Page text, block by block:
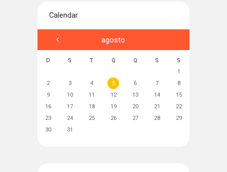
Calendar
agosto
D S T Q Q S
S
1
2
3 4 5 6 7
8
9
10 11 12 13 14
15
16
17 18 19 20 21
22
23
24 25 26 27 28
29
30
31